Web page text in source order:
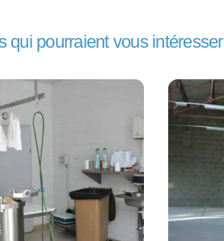
qui pourraient vous intéresser